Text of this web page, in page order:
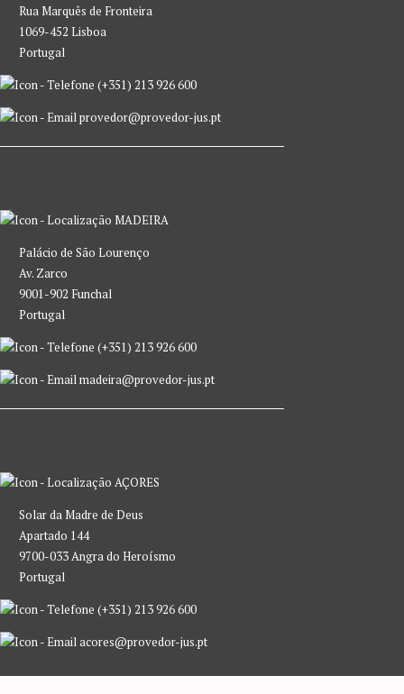
Rua Marquês de Fronteira
1069-452 Lisboa
Portugal
(+351) 213 926 600
provedor@provedor-jus.pt
MADEIRA
Palácio de São Lourenço
Av. Zarco
9001-902 Funchal
Portugal
(+351) 213 926 600
madeira@provedor-jus.pt
AÇORES
Solar da Madre de Deus
Apartado 144
9700-033 Angra do Heroísmo
Portugal
(+351) 213 926 600
acores@provedor-jus.pt